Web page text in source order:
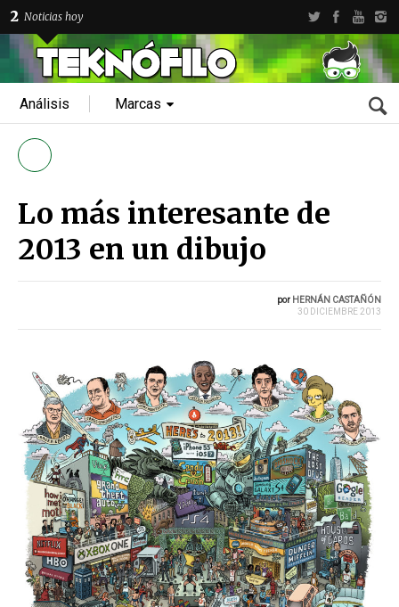
2 Noticias hoy
Análisis Marcas
Lo más interesante de
2013 en un dibujo
por HERNÁN CASTAÑÓN
30 DICIEMBRE 2013